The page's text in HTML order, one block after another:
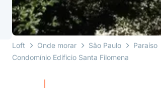
Loft Onde morar São Paulo Paraíso
Condomínio Edificio Santa Filomena